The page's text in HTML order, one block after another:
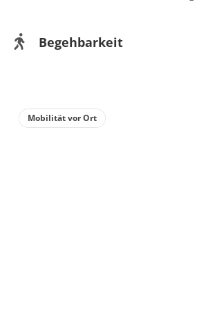
Begehbarkeit
Mobilität vor Ort